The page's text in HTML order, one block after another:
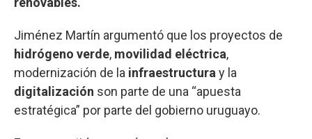
Jiménez Martín argumentó que los proyectos de
hidrógeno verde, movilidad eléctrica,
modernización de la infraestructura y la
digitalización son parte de una “apuesta
estratégica” por parte del gobierno uruguayo.